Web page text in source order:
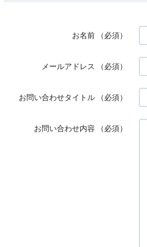
お名前 （必須）
メールアドレス （必須）
お問い合わせタイトル （必須）
お問い合わせ内容 （必須）